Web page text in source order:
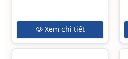
Xem chi tiết